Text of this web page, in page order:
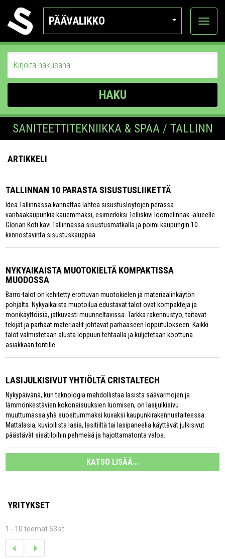
PÄÄVALIKKO
Näytä
HAKU
SANITEETTITEKNIIKKA & SPAA / TALLINN
ARTIKKELI
TALLINNAN 10 PARASTA SISUSTUSLIIKETTÄ
Idea Tallinnassa kannattaa lähteä sisustuslöytöjen perässä
vanhaakaupunkia kauemmaksi, esimerkiksi Telliskivi loomelinnak -alueelle.
Glorian Koti kävi Tallinnassa sisustusmatkalla ja poimi kaupungin 10
kiinnostavinta sisustuskauppaa.
NYKYAIKAISTA MUOTOKIELTÄ KOMPAKTISSA
MUODOSSA
Barro-talot on kehitetty erottuvan muotokielen ja materiaalinkäytön
pohjalta. Nykyaikaista muotoilua edustavat talot ovat kompakteja ja
monikäyttöisiä, jatkuvasti muunneltavissa. Tarkka rakennustyö, taitavat
tekijät ja parhaat materiaalit johtavat parhaaseen lopputulokseen. Kaikki
talot valmistetaan alusta loppuun tehtaalla ja kuljetetaan koottuna
asiakkaan tontille.
LASIJULKISIVUT YHTIÖLTÄ CRISTALTECH
Nykypäivänä, kun teknologia mahdollistaa lasista säävarmojen ja
lämmönkestävien kokonaisuuksien luomisen, on lasijulkisivu
muuttumassa yhä suositummaksi kuvaksi kaupunkirakennustaiteessa.
Mattalasia, kuviollista lasia, lasitiiltä tai lasipaneelia käyttävät julkisivut
päästävät sisätiloihin pehmeää ja hajottamatonta valoa.
KATSO LISÄÄ...
YRITYKSET
1 - 10 teemat 53'st